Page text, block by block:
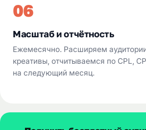
06
Масштаб и отчётность
Ежемесячно. Расширяем
креативы, отчитываемся по CPL,
на следующий месяц.